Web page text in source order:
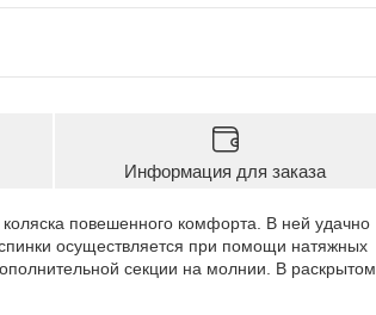
Информация для заказа
повешенного комфорта. В ней удачно
осуществляется при помощи натяжных
секции на молнии. В раскрытом